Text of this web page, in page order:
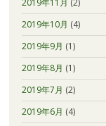
2019年10月 (4)
2019年9月 (1)
2019年8月 (1)
2019年7月 (2)
2019年6月 (4)